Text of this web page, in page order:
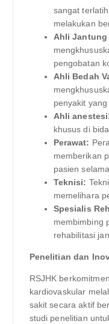
sangat
melakukan
Ahli Jantung
pengobatan
Ahli Bedah
penyakit
Ahli
khusus di
Perawat:
memberikan
pasien
Teknisi:
memelihara
Spesialis
membimbing
rehabilitasi
Penelitian dan
RSJHK
kardiovaskular
sakit secara aktif
studi penelitian